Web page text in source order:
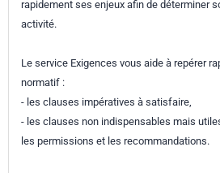
rapidement ses enjeux afin de déterminer
activité.
Le service Exigences vous aide à repérer
normatif :
- les clauses impératives à satisfaire,
- les clauses non indispensables mais
les permissions et les recommandations.